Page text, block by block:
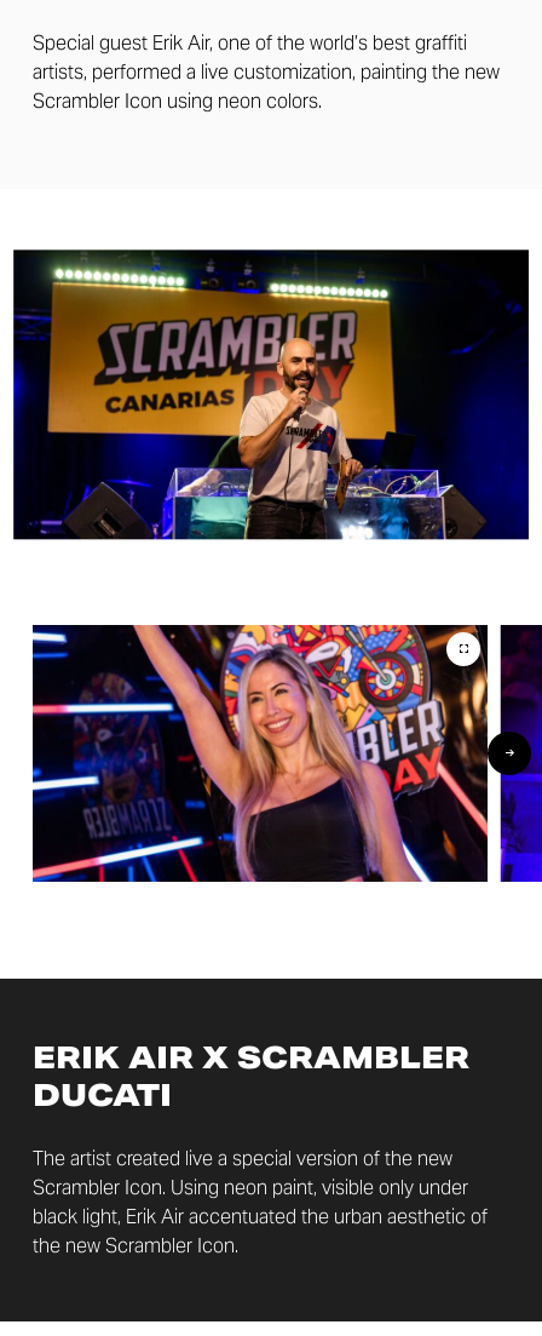
Special guest Erik Air, one of the world’s best graffiti
artists, performed a live customization, painting the new
Scrambler Icon using neon colors.
ERIK AIR X SCRAMBLER
DUCATI
The artist created live a special version of the new
Scrambler Icon. Using neon paint, visible only under
black light, Erik Air accentuated the urban aesthetic of
the new Scrambler Icon.